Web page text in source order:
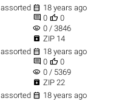
assorted  18 years ago
 0  0
visibility 0 / 3846
 ZIP 14
assorted  18 years ago
 0  0
visibility 0 / 5369
 ZIP 22
assorted  18 years ago